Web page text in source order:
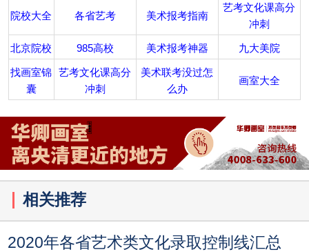
院校大全 各省艺考 美术报考指南
艺考文化课高分
冲刺
北京院校 985高校 美术报考神器 九大美院
找画室锦
囊
艺考文化课高分
冲刺
美术联考没过怎
么办
画室大全
相关推荐
2020年各省艺术类文化录取控制线汇总